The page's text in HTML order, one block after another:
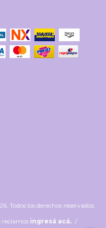
Todos los derechos reservados.
reclamos ingresá acá. /